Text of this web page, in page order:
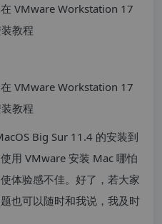
Big Sur 11.4 的安装到
用 VMware 安装 Mac 哪怕
体验感不佳。好了，若大家
也可以随时和我说，我及时